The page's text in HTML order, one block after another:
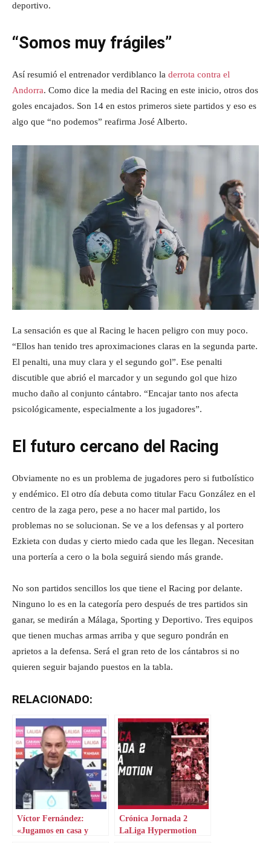
deportivo.
“Somos muy frágiles”
Así resumió el entrenador verdiblanco la derrota contra el
Andorra. Como dice la media del Racing en este inicio, otros dos
goles encajados. Son 14 en estos primeros siete partidos y eso es
algo que “no podemos” reafirma José Alberto.
La sensación es que al Racing le hacen peligro con muy poco.
“Ellos han tenido tres aproximaciones claras en la segunda parte.
El penalti, una muy clara y el segundo gol”. Ese penalti
discutible que abrió el marcador y un segundo gol que hizo
mucho daño al conjunto cántabro. “Encajar tanto nos afecta
psicológicamente, especialmente a los jugadores”.
El futuro cercano del Racing
Obviamente no es un problema de jugadores pero si futbolístico
y endémico. El otro día debuta como titular Facu González en el
centro de la zaga pero, pese a no hacer mal partido, los
problemas no se solucionan. Se ve a los defensas y al portero
Ezkieta con dudas y cierto miedo cada que les llegan. Necesitan
una portería a cero o la bola seguirá siendo más grande.
No son partidos sencillos los que tiene el Racing por delante.
Ninguno lo es en la categoría pero después de tres partidos sin
ganar, se medirán a Málaga, Sporting y Deportivo. Tres equipos
que tienen muchas armas arriba y que seguro pondrán en
aprietos a la defensa. Será el gran reto de los cántabros si no
quieren seguir bajando puestos en la tabla.
RELACIONADO:
Víctor Fernández:
«Jugamos en casa y
Crónica Jornada 2
LaLiga Hypermotion